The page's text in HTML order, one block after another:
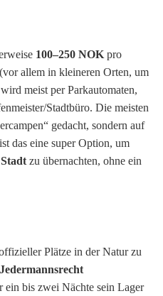
100–250 NOK pro
allem in kleineren Orten, um
meist per Parkautomaten,
Stadtbüro. Die meisten
gedacht, sondern auf
das eine super Option, um
zu übernachten, ohne ein
Plätze in der Natur zu
Jedermannsrecht
ein bis zwei Nächte sein Lager